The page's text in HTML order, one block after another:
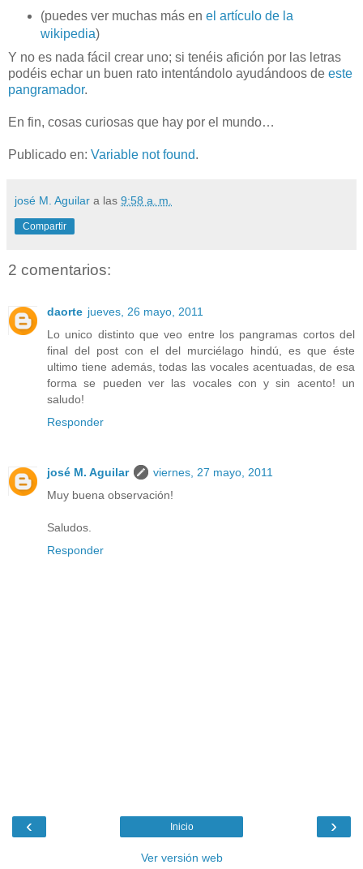
(puedes ver muchas más en el artículo de la
wikipedia)
Y no es nada fácil crear uno; si tenéis afición por las letras
podéis echar un buen rato intentándolo ayudándoos de este
pangramador.
En fin, cosas curiosas que hay por el mundo…
Publicado en: Variable not found.
josé M. Aguilar a las 9:58 a. m.
Compartir
2 comentarios:
daorte jueves, 26 mayo, 2011
Lo unico distinto que veo entre los pangramas cortos del
final del post con el del murciélago hindú, es que éste
ultimo tiene además, todas las vocales acentuadas, de esa
forma se pueden ver las vocales con y sin acento! un
saludo!
Responder
josé M. Aguilar
viernes, 27 mayo, 2011
Muy buena observación!
Saludos.
Responder
‹ ›
Inicio
Ver versión web